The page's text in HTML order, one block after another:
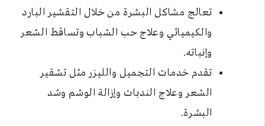
تعالج مشاكل البشرة من خلال التقشير البارد
والكيميائي وعلاج حب الشباب وتساقط الشعر
وإنباته.
تقدم خدمات التجميل والليزر مثل تشقير
الشعر وعلاج الندبات وإزالة الوشم وشد
البشرة.